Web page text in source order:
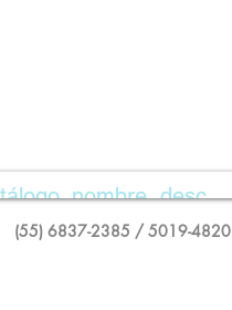
(55) 6837-2385 / 5019-4820